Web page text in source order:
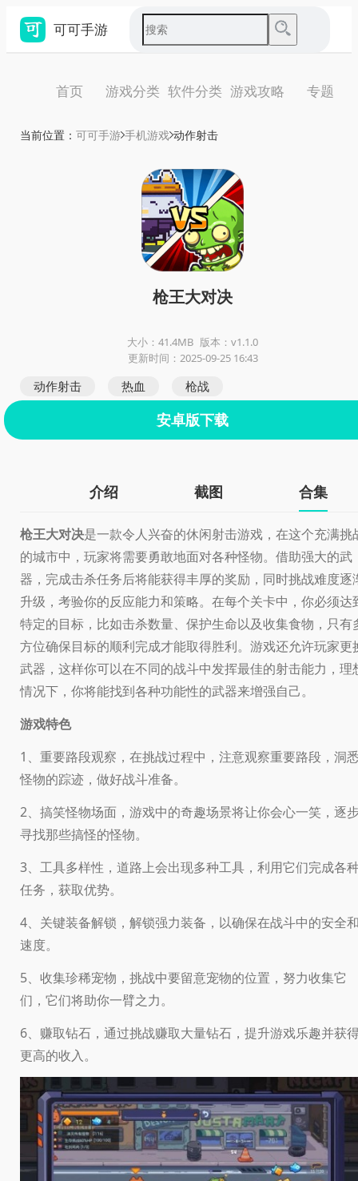
可可手游
首页 游戏分类 软件分类 游戏攻略 专题
当前位置： 可可手游 手机游戏 动作射击
枪王大对决
大小：41.4MB 版本：v1.1.0
更新时间：2025-09-25 16:43
动作射击 热血 枪战
安卓版下载
介绍 截图 合集
枪王大对决是一款令人兴奋的休闲射击游戏，在这个充满挑
的城市中，玩家将需要勇敢地面对各种怪物。借助强大的武
器，完成击杀任务后将能获得丰厚的奖励，同时挑战难度逐
升级，考验你的反应能力和策略。在每个关卡中，你必须达
特定的目标，比如击杀数量、保护生命以及收集食物，只有
方位确保目标的顺利完成才能取得胜利。游戏还允许玩家更
武器，这样你可以在不同的战斗中发挥最佳的射击能力，理
情况下，你将能找到各种功能性的武器来增强自己。
游戏特色
1、重要路段观察，在挑战过程中，注意观察重要路段，洞
怪物的踪迹，做好战斗准备。
2、搞笑怪物场面，游戏中的奇趣场景将让你会心一笑，逐
寻找那些搞怪的怪物。
3、工具多样性，道路上会出现多种工具，利用它们完成各
任务，获取优势。
4、关键装备解锁，解锁强力装备，以确保在战斗中的安全
速度。
5、收集珍稀宠物，挑战中要留意宠物的位置，努力收集它
们，它们将助你一臂之力。
6、赚取钻石，通过挑战赚取大量钻石，提升游戏乐趣并获
更高的收入。